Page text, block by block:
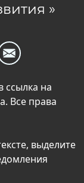
»
ссылка на
Все права
выделите